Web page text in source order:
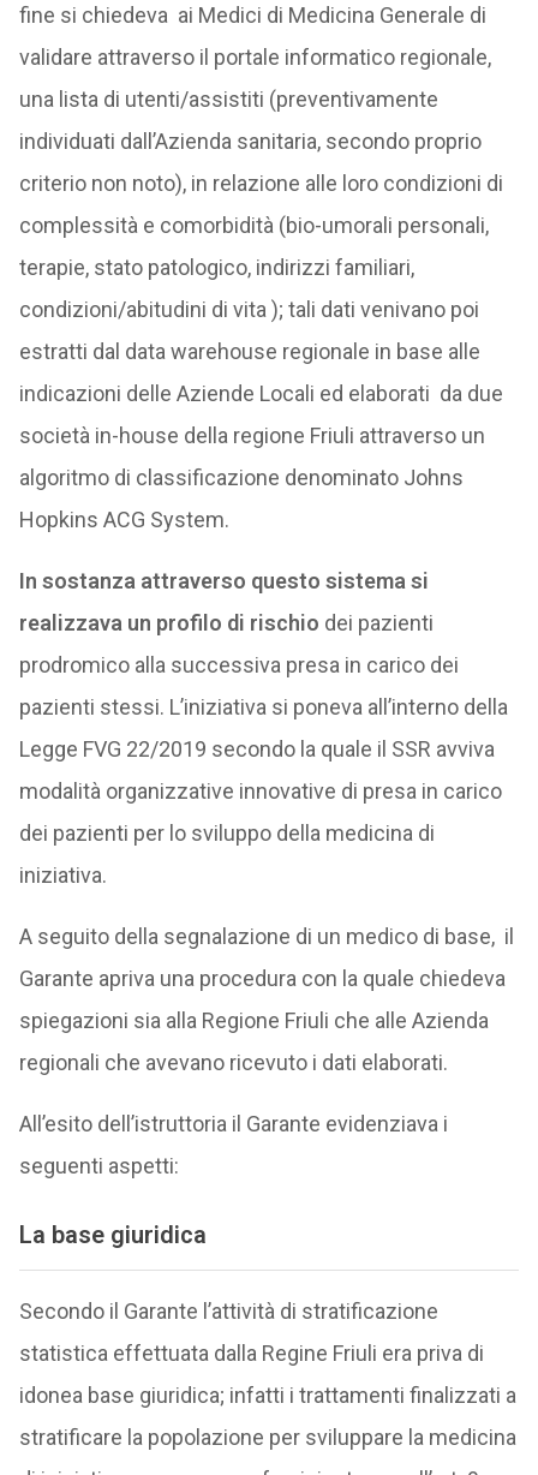
fine si chiedeva ai Medici di Medicina Generale di
validare attraverso il portale informatico regionale,
una lista di utenti/assistiti (preventivamente
individuati dall’Azienda sanitaria, secondo proprio
criterio non noto), in relazione alle loro condizioni di
complessità e comorbidità (bio-umorali personali,
terapie, stato patologico, indirizzi familiari,
condizioni/abitudini di vita ); tali dati venivano poi
estratti dal data warehouse regionale in base alle
indicazioni delle Aziende Locali ed elaborati da due
società in-house della regione Friuli attraverso un
algoritmo di classificazione denominato Johns
Hopkins ACG System.
In sostanza attraverso questo sistema si
realizzava un profilo di rischio dei pazienti
prodromico alla successiva presa in carico dei
pazienti stessi. L’iniziativa si poneva all’interno della
Legge FVG 22/2019 secondo la quale il SSR avviva
modalità organizzative innovative di presa in carico
dei pazienti per lo sviluppo della medicina di
iniziativa.
A seguito della segnalazione di un medico di base, il
Garante apriva una procedura con la quale chiedeva
spiegazioni sia alla Regione Friuli che alle Azienda
regionali che avevano ricevuto i dati elaborati.
All’esito dell’istruttoria il Garante evidenziava i
seguenti aspetti:
La base giuridica
Secondo il Garante l’attività di stratificazione
statistica effettuata dalla Regine Friuli era priva di
idonea base giuridica; infatti i trattamenti finalizzati a
stratificare la popolazione per sviluppare la medicina